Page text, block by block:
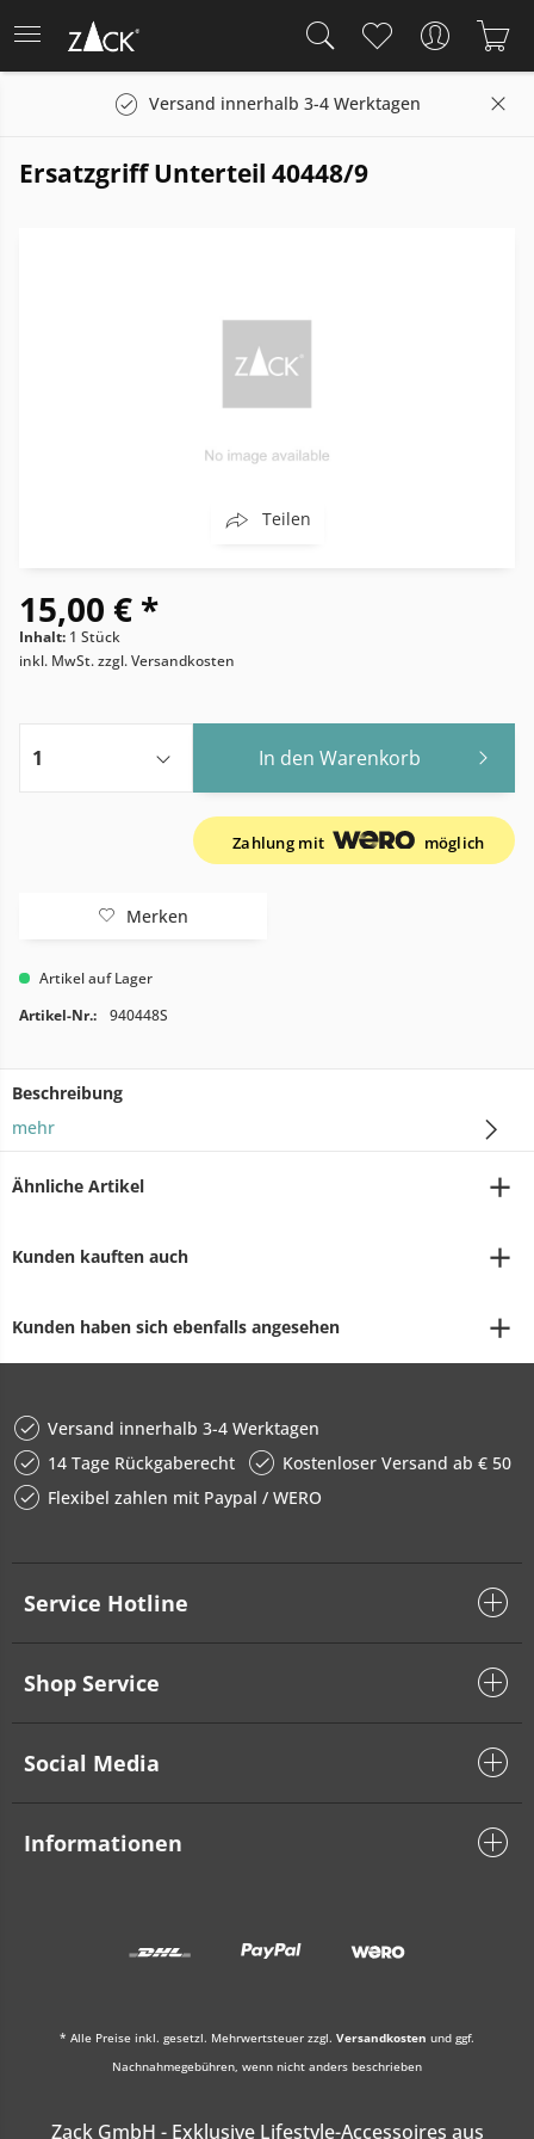
Versand innerhalb 3-4 Werktagen
Ersatzgriff Unterteil 40448/9
Teilen
15,00 € *
Inhalt: 1 Stück
inkl. MwSt.zzgl. Versandkosten
In den Warenkorb
Zahlung mit möglich
Merken
Artikel auf Lager
Artikel-Nr.:
940448S
Beschreibung
mehr
Ähnliche Artikel
Kunden kauften auch
Kunden haben sich ebenfalls angesehen
Versand innerhalb 3-4 Werktagen
14 Tage Rückgaberecht
Kostenloser Versand ab € 50
Flexibel zahlen mit Paypal / WERO
Service Hotline
Shop Service
Social Media
Informationen
* Alle Preise inkl. gesetzl. Mehrwertsteuer zzgl. Versandkosten und ggf.
Nachnahmegebühren, wenn nicht anders beschrieben
Zack GmbH - Exklusive Lifestyle-Accessoires aus